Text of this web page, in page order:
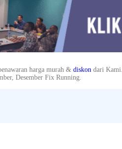
harga murah & diskon dari Kami.
Desember Fix Running.